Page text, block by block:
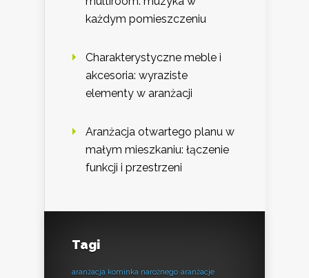
każdym pomieszczeniu
Charakterystyczne meble i
akcesoria: wyraziste
elementy w aranżacji
Aranżacja otwartego planu w
małym mieszkaniu: łączenie
funkcji i przestrzeni
Tagi
aranżacja kominka narożnego aranżacje